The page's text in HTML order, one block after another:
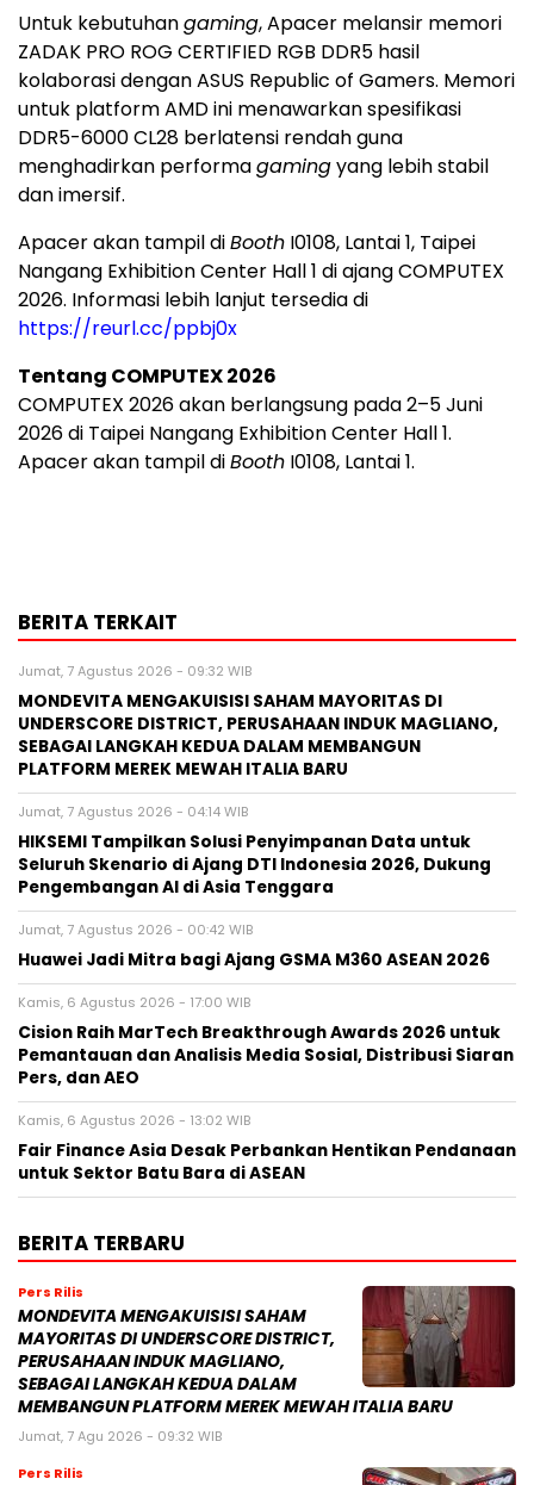
Untuk kebutuhangaming, Apacer melansir memori
ZADAK PRO ROG CERTIFIED RGB DDR5 hasil
kolaborasi dengan ASUS Republic of Gamers. Memori
untuk platform AMD ini menawarkan spesifikasi
DDR5-6000 CL28 berlatensi rendah guna
menghadirkan performagamingyang lebih stabil
dan imersif.
Apacer akan tampil diBooth I0108, Lantai 1, Taipei
Nangang Exhibition Center Hall 1 di ajang COMPUTEX
2026. Informasi lebih lanjut tersedia di
https://reurl.cc/ppbj0x
Tentang COMPUTEX 2026
COMPUTEX 2026 akan berlangsung pada 2–5 Juni
2026 di Taipei Nangang Exhibition Center Hall 1.
Apacer akan tampil diBooth I0108, Lantai 1.
BERITA TERKAIT
Jumat, 7 Agustus 2026 - 09:32 WIB
MONDEVITA MENGAKUISISI SAHAM MAYORITAS DI
UNDERSCORE DISTRICT, PERUSAHAAN INDUK MAGLIANO,
SEBAGAI LANGKAH KEDUA DALAM MEMBANGUN
PLATFORM MEREK MEWAH ITALIA BARU
Jumat, 7 Agustus 2026 - 04:14 WIB
HIKSEMI Tampilkan Solusi Penyimpanan Data untuk
Seluruh Skenario di Ajang DTI Indonesia 2026, Dukung
Pengembangan AI di Asia Tenggara
Jumat, 7 Agustus 2026 - 00:42 WIB
Huawei Jadi Mitra bagi Ajang GSMA M360 ASEAN 2026
Kamis, 6 Agustus 2026 - 17:00 WIB
Cision Raih MarTech Breakthrough Awards 2026 untuk
Pemantauan dan Analisis Media Sosial, Distribusi Siaran
Pers, dan AEO
Kamis, 6 Agustus 2026 - 13:02 WIB
Fair Finance Asia Desak Perbankan Hentikan Pendanaan
untuk Sektor Batu Bara di ASEAN
BERITA TERBARU
Pers Rilis
MONDEVITA MENGAKUISISI SAHAM
MAYORITAS DI UNDERSCORE DISTRICT,
PERUSAHAAN INDUK MAGLIANO,
SEBAGAI LANGKAH KEDUA DALAM
MEMBANGUN PLATFORM MEREK MEWAH ITALIA BARU
Jumat, 7 Agu 2026 - 09:32 WIB
Pers Rilis